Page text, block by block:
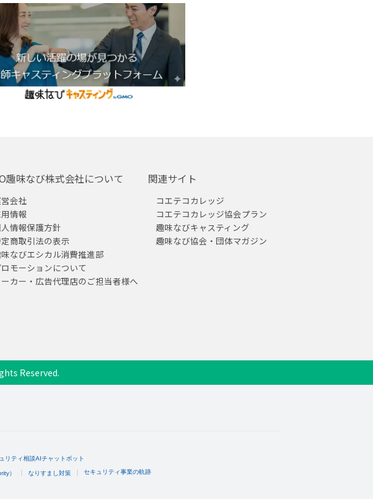
趣味なび株式会社について
会社
情報
情報保護方針
商取引法の表示
なびエシカル消費推進部
ロモーションについて
ーカー・広告代理店のご担当者様へ
関連サイト
コエテコカレッジ
コエテコカレッジ協会プラン
趣味なびキャスティング
趣味なび協会・団体マガジン
Reserved.